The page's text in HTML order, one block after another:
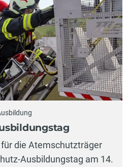
die Atemschutzträger
Ausbildungstag am 14.